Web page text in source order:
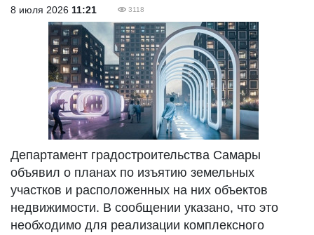
8 июля 2026 11:21 3118
Департамент градостроительства Самары
объявил о планах по изъятию земельных
участков и расположенных на них объектов
недвижимости. В сообщении указано, что это
необходимо для реализации комплексного